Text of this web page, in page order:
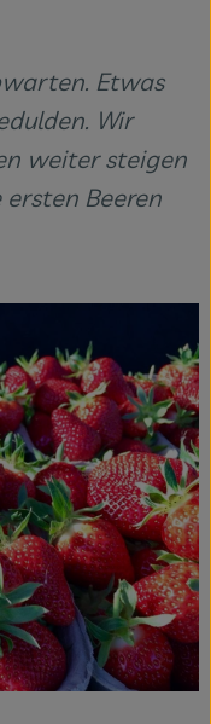
Etwas
Wir
weiter steigen
Beeren